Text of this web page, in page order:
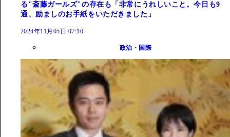
る"斎藤ガールズ"の存在も「非常にうれしいこと。今日も9
通、励ましのお手紙をいただきました」
2024年11月05日 07:10
政治・国際